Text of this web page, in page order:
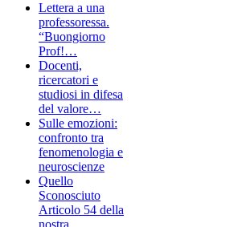
Lettera a una
professoressa.
“Buongiorno
Prof!…
Docenti,
ricercatori e
studiosi in difesa
del valore…
Sulle emozioni:
confronto tra
fenomenologia e
neuroscienze
Quello
Sconosciuto
Articolo 54 della